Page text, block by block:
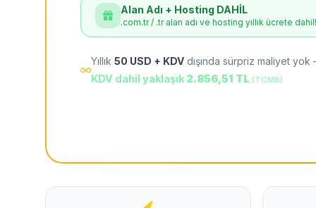
Alan Adı + Hosting DAHİL
.com.tr / .tr alan adı ve hosting yıllık ücrete dahil!
Yıllık 50 USD + KDV dışında sürpriz maliyet
KDV dahil yaklaşık 2.856,51 TL (TCMB)